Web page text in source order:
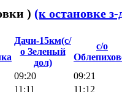
) (к остановке
Дачи-15км(с/
о Зеленый
дол)
с/о
09:20 09:21
11:11 11:12